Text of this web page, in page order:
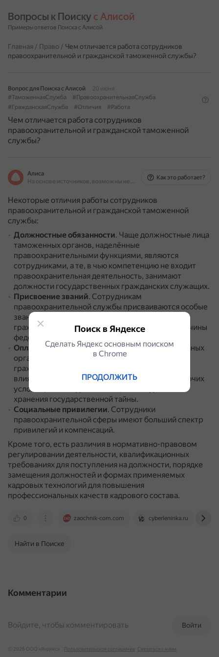
Вопросы к Поиску с Алисой
Примеры ответов Поиска с Алисой
Главная / Право / Чем отличается работа сотрудников
правоохранительной и гражданской таможенной службы?
Вопрос для Поиска с Алисой
20 июня
#ТаможеннаяСлужба
#ПравоохранительнаяСлужба
#ГражданскаяСлужба
#Отличия #Работа
Чем отличается работа сотрудников
правоохранительной и гражданской таможенной
службы?
Алиса
На основе источников, возможны неточности
Как это работает?
Некоторые отличия работы сотрудников
правоохранительной и гражданской таможенной
службы:
Должностные обязанности. Чаще должностные лица
таможенных органов, наделённые
правоохранительными функциями, являются
сотрудниками, а те, в чью компетенцию не входит
правоохранительная деятельность, занимают
должности государственных гражданских служащих.
Присвоение званий. Сотрудникам
правоохранительной службы присваиваются особые
звания.
Госслужащим, замещающим должности
гражданской службы, присваиваются классные чины
федеральной гражданской службы.
Оплата труда.Представители правоохранительных
органов получают на 30–50% больше своих
гражданских коллег.
влияет наличие учёной степени, специфика рабочих
условий, особые достижения, необходимость
хранения государственной тайны.
Социальные привилегии. Сотрудники
правоохранительной сферы имеют больший спектр
привилегий и компенсаций.
Кроме того, есть различия в нормативно-правовом
регулировании деятельности, квалификационных
требованиях для поступления на должности, порядке
замещения должностей и формах применяемых
кадровых технологий для повышения
профессиональных качеств кадрового состава.
0 zaochnik-com.com cyberleninka.ru
Найти в Поиске
Комментарии
Войти
Войдите, чтобы комментировать
© 2026 ООО «Яндекс» Пользовательское соглашение Связаться с нами
Поиск в Яндексе
Сделать Яндекс основным поиском
в Сhrome
ПРОДОЛЖИТЬ